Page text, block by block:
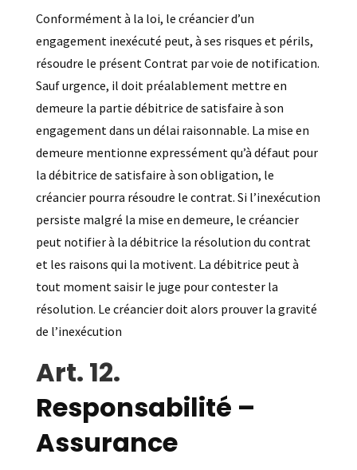
Conformément à la loi, le créancier d’un
engagement inexécuté peut, à ses risques et périls,
résoudre le présent Contrat par voie de notification.
Sauf urgence, il doit préalablement mettre en
demeure la partie débitrice de satisfaire à son
engagement dans un délai raisonnable. La mise en
demeure mentionne expressément qu’à défaut pour
la débitrice de satisfaire à son obligation, le
créancier pourra résoudre le contrat. Si l’inexécution
persiste malgré la mise en demeure, le créancier
peut notifier à la débitrice la résolution du contrat
et les raisons qui la motivent. La débitrice peut à
tout moment saisir le juge pour contester la
résolution. Le créancier doit alors prouver la gravité
de l’inexécution
Responsabilité –
Assurance